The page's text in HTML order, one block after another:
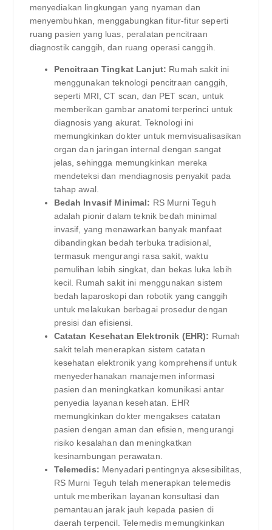
menyediakan lingkungan yang nyaman dan
menyembuhkan, menggabungkan fitur-fitur seperti
ruang pasien yang luas, peralatan pencitraan
diagnostik canggih, dan ruang operasi canggih.
Pencitraan Tingkat Lanjut: Rumah sakit ini
menggunakan teknologi pencitraan canggih,
seperti MRI, CT scan, dan PET scan, untuk
memberikan gambar anatomi terperinci untuk
diagnosis yang akurat. Teknologi ini
memungkinkan dokter untuk memvisualisasikan
organ dan jaringan internal dengan sangat
jelas, sehingga memungkinkan mereka
mendeteksi dan mendiagnosis penyakit pada
tahap awal.
Bedah Invasif Minimal: RS Murni Teguh
adalah pionir dalam teknik bedah minimal
invasif, yang menawarkan banyak manfaat
dibandingkan bedah terbuka tradisional,
termasuk mengurangi rasa sakit, waktu
pemulihan lebih singkat, dan bekas luka lebih
kecil. Rumah sakit ini menggunakan sistem
bedah laparoskopi dan robotik yang canggih
untuk melakukan berbagai prosedur dengan
presisi dan efisiensi.
Catatan Kesehatan Elektronik (EHR): Rumah
sakit telah menerapkan sistem catatan
kesehatan elektronik yang komprehensif untuk
menyederhanakan manajemen informasi
pasien dan meningkatkan komunikasi antar
penyedia layanan kesehatan. EHR
memungkinkan dokter mengakses catatan
pasien dengan aman dan efisien, mengurangi
risiko kesalahan dan meningkatkan
kesinambungan perawatan.
Telemedis: Menyadari pentingnya aksesibilitas,
RS Murni Teguh telah menerapkan telemedis
untuk memberikan layanan konsultasi dan
pemantauan jarak jauh kepada pasien di
daerah terpencil. Telemedis memungkinkan